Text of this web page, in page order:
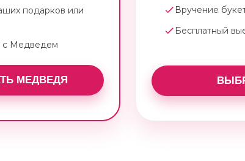
подарков или
с Медведем
МЕДВЕДЯ
Вручение
Бесплатный